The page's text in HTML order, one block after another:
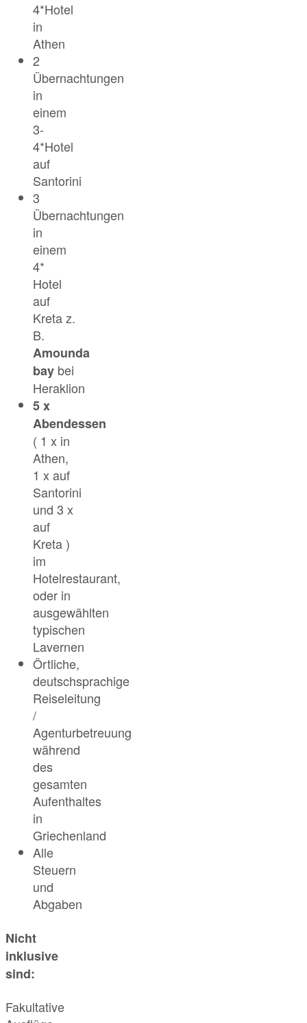
4*Hotel
in
Athen
2
Übernachtungen
in
einem
3-
4*Hotel
auf
Santorini
3
Übernachtungen
in
einem
4*
Hotel
auf
Kreta z.
B.
Amounda
bay bei
Heraklion
5 x
Abendessen
( 1 x in
Athen,
1 x auf
Santorini
und 3 x
auf
Kreta )
im
Hotelrestaurant,
oder in
ausgewählten
typischen
Lavernen
Örtliche,
deutschsprachige
Reiseleitung
/
Agenturbetreuung
während
des
gesamten
Aufenthaltes
in
Griechenland
Alle
Steuern
und
Abgaben
Nicht
inklusive
sind:
Fakultative